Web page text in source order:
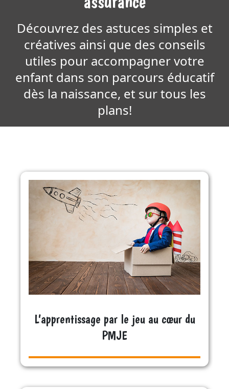
Découvrez des astuces simples et
créatives ainsi que des conseils
utiles pour accompagner votre
enfant dans son parcours éducatif
dès la naissance, et sur tous les
plans!
L’apprentissage par le jeu au cœur du
PMJE